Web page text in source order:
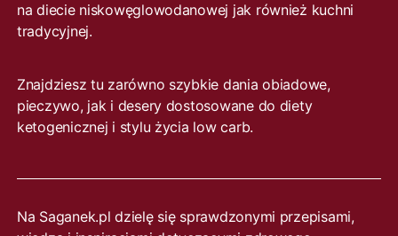
na diecie niskowęglowodanowej jak również kuchni
tradycyjnej.
Znajdziesz tu zarówno szybkie dania obiadowe,
pieczywo, jak i desery dostosowane do diety
ketogenicznej i stylu życia low carb.
Na Saganek.pl dzielę się sprawdzonymi przepisami,